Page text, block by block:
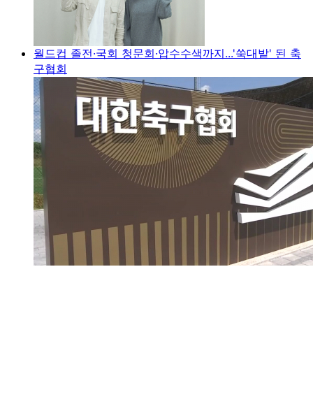
월드컵 졸전·국회 청문회·압수수색까지...'쑥대밭' 된 축
구협회